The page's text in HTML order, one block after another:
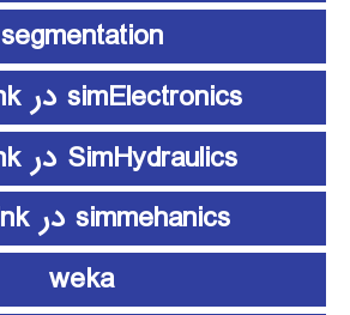
segmentation
simElectronics در Simulink
SimHydraulics در simulink
simmehanics در simulink
weka